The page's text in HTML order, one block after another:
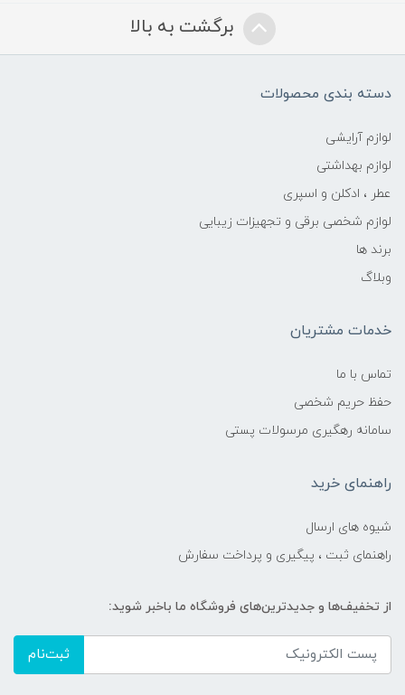
برگشت به بالا
دسته بندی محصولات
لوازم آرایشی
لوازم بهداشتی
عطر ، ادکلن و اسپری
لوازم شخصی برقی و تجهیزات زیبایی
برند ها
وبلاگ
خدمات مشتریان
تماس با ما
حفظ حریم شخصی
سامانه رهگیری مرسولات پستی
راهنمای خرید
شیوه های ارسال
راهنمای ثبت ، پیگیری و پرداخت سفارش
از تخفیف‌ها و جدیدترین‌های فروشگاه ما باخبر شوید:
ثبت‌نام